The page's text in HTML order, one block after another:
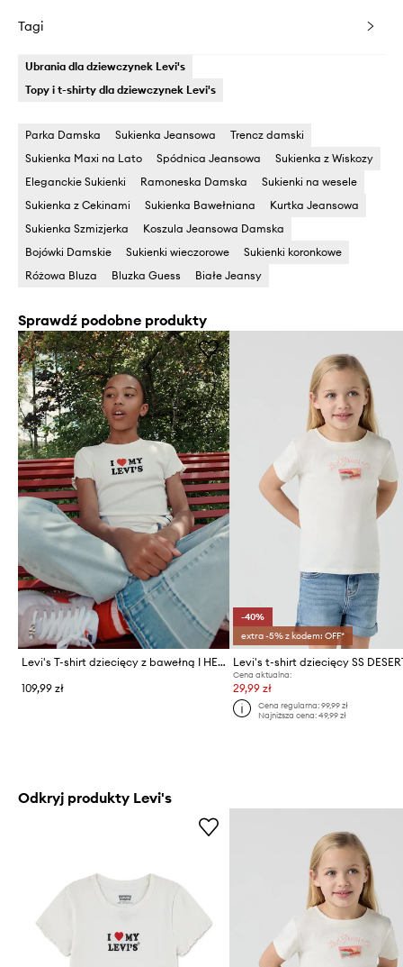
Tagi
Ubrania dla dziewczynek Levi's
Topy i t-shirty dla dziewczynek Levi's
Parka Damska Sukienka Jeansowa
Trencz damski
Sukienka Maxi na Lato
Spódnica Jeansowa
Sukienka z Wiskozy
Eleganckie Sukienki
Ramoneska Damska
Sukienki na wesele
Sukienka z Cekinami
Sukienka Bawełniana
Kurtka Jeansowa
Sukienka Szmizjerka
Koszula Jeansowa Damska
Bojówki Damskie
Sukienki wieczorowe
Sukienki koronkowe
Różowa Bluza
Bluzka Guess Białe Jeansy
Sprawdź podobne produkty
Levi's T-shirt dziecięcy z bawełną I HEART MY LEVIS TOP
109,99 zł
-40%
extra -5% z kodem: OFF*
Cena aktualna:
29,99 zł
Cena regularna: 99,99 zł
Najniższa cena: 49,99 zł
Odkryj produkty Levi's